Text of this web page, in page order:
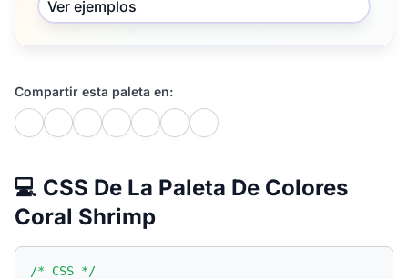
Ver ejemplos
Compartir esta paleta en:
💻 CSS De La Paleta De Colores
Coral Shrimp
/* CSS */